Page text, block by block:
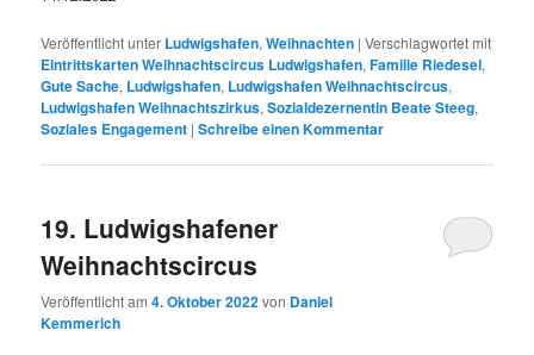
Veröffentlicht unter Ludwigshafen,Weihnachten |Verschlagwortet mit
Eintrittskarten Weihnachtscircus Ludwigshafen,Familie Riedesel,
Gute Sache, Ludwigshafen, Ludwigshafen Weihnachtscircus,
Ludwigshafen Weihnachtszirkus,Sozialdezernentin Beate Steeg,
Soziales Engagement |Schreibe einen Kommentar
19. Ludwigshafener
Weihnachtscircus
Veröffentlicht am4. Oktober 2022von Daniel
Kemmerich